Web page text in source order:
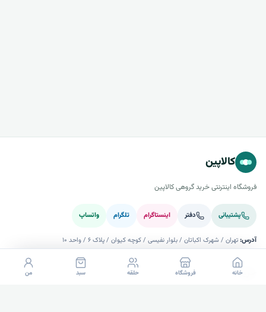
کالاپین
فروشگاه اینترنتی خرید گروهی کالاپین
پشتیبانی دفتر اینستاگرام تلگرام واتساپ
آدرس:تهران / شهرک اکباتان / بلوار نفیسی / کوچه کیوان / پلاک ۶ / واحد ۱۰
خریدخانه فروشگاه حلقه سبد من